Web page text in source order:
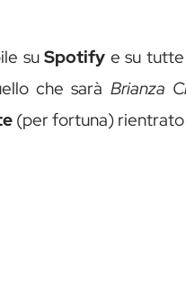
suSpotify e su
che sarà Brianza
(per fortuna) rientrato